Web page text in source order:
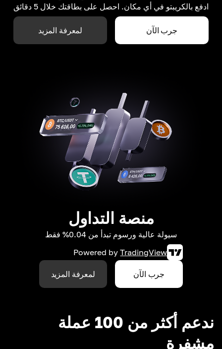
ادفع بالكريبتو في أي مكان. احصل على بطاقتك خلال 5 دقائق
جرب الآن لمعرفة المزيد
منصة التداول
سيولة عالية ورسوم تبدأ من 0.04% فقط
Powered by TradingView
جرب الآن لمعرفة المزيد
ندعم أكثر من 100 عملة
مشفرة